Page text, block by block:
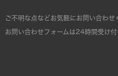
ご不明な点などお気軽にお問い合わせ
お問い合わせフォームは24時間受け付